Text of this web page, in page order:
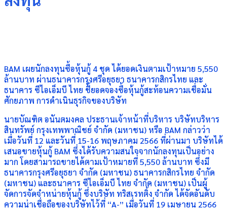
BAM เผยนักลงทุนซื้อหุ้นกู้ 4 ชุด ได้ยอดเงินตามเป้าหมาย 5,550
ล้านบาท ผ่านธนาคารกรุงศรีอยุธยา ธนาคารกสิกรไทย และ
ธนาคาร ซีไอเอ็มบี ไทย ชี้ยอดจองซื้อหุ้นกู้สะท้อนความเชื่อมั่น
ศักยภาพ การดำเนินธุรกิจของบริษัท
นายบัณฑิต อนันตมงคล ประธานเจ้าหน้าที่บริหาร บริษัทบริหาร
สินทรัพย์ กรุงเทพพาณิชย์ จำกัด (มหาชน) หรือ BAM กล่าวว่า
เมื่อวันที่ 12 และวันที่ 15-16 พฤษภาคม 2566 ที่ผ่านมา บริษัทได้
เสนอขายหุ้นกู้ BAM ซึ่งได้รับความสนใจจากนักลงทุนเป็นอย่าง
มาก โดยสามารถขายได้ตามเป้าหมายที่ 5,550 ล้านบาท ซึ่งมี
ธนาคารกรุงศรีอยุธยา จำกัด (มหาชน) ธนาคารกสิกรไทย จำกัด
(มหาชน) และธนาคาร ซีไอเอ็มบี ไทย จำกัด (มหาชน) เป็นผู้
จัดการจัดจำหน่ายหุ้นกู้ ซึ่งบริษัท ทริสเรทติ้ง จำกัด ได้จัดอันดับ
ความน่าเชื่อถือของบริษัทไว้ที่ “A-” เมื่อวันที่ 19 เมษายน 2566